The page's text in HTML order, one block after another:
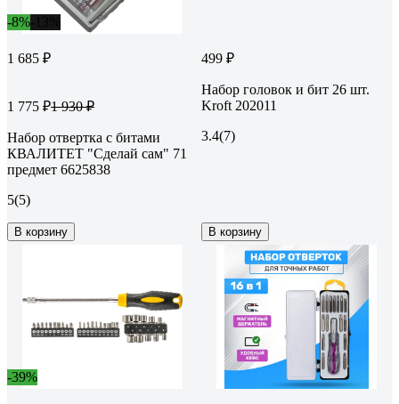
-8%
1 685 ₽
1 775 ₽1 930 ₽
Набор отвертка с битами
КВАЛИТЕТ "Сделай сам" 71
предмет 6625838
5(5)
В корзину
499 ₽
Набор головок и бит 26 шт.
Kroft 202011
3.4(7)
В корзину
-39%